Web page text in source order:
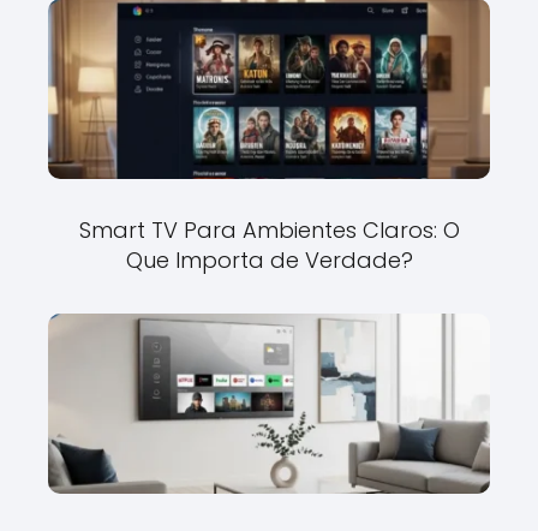
Smart TV Para Ambientes Claros: O
Que Importa de Verdade?